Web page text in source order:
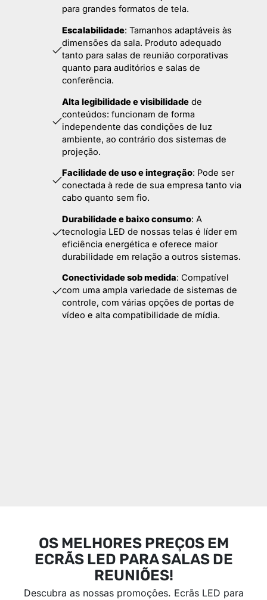
para grandes formatos de tela.
Escalabilidade: Tamanhos adaptáveis às
dimensões da sala. Produto adequado
tanto para salas de reunião corporativas
quanto para auditórios e salas de
conferência.
Alta legibilidade e visibilidade de
conteúdos: funcionam de forma
independente das condições de luz
ambiente, ao contrário dos sistemas de
projeção.
Facilidade de uso e integração: Pode ser
conectada à rede de sua empresa tanto via
cabo quanto sem fio.
Durabilidade e baixo consumo: A
tecnologia LED de nossas telas é líder em
eficiência energética e oferece maior
durabilidade em relação a outros sistemas.
Conectividade sob medida: Compatível
com uma ampla variedade de sistemas de
controle, com várias opções de portas de
vídeo e alta compatibilidade de mídia.
OS MELHORES PREÇOS EM
ECRÃS LED PARA SALAS DE
REUNIÕES!
Descubra as nossas promoções. Ecrãs LED para